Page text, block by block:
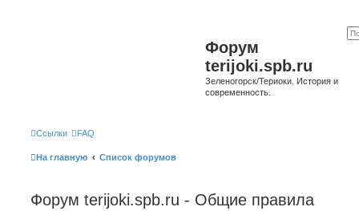
Форум
terijoki.spb.ru
Зеленогорск/Териоки. История и
современность.
Ссылки FAQ
На главную Список форумов
Форум terijoki.spb.ru - Общие правила